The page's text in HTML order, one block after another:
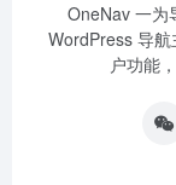
OneNav 一为
WordPress 导
户功能